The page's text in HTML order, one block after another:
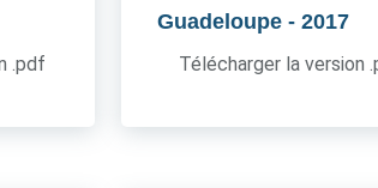
.pdf
Guadeloupe - 2017
Télécharger la version